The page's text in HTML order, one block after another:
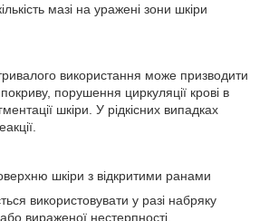
мазі на уражені зони шкіри
використання може призводити
порушення циркуляції крові в
шкіри. У рідкісних випадках
шкіри з відкритими ранами
використовувати у разі набряку
вираженої нестерпності.